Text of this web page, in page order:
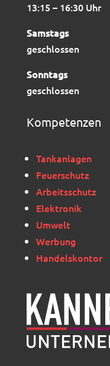
13:15 – 16:30 Uhr
Samstags
geschlossen
Sonntags
geschlossen
Kompetenzen
Tankanlagen
Feuerschutz
Arbeitsschutz
Elektronik
Umwelt
Werbung
Handelskontor